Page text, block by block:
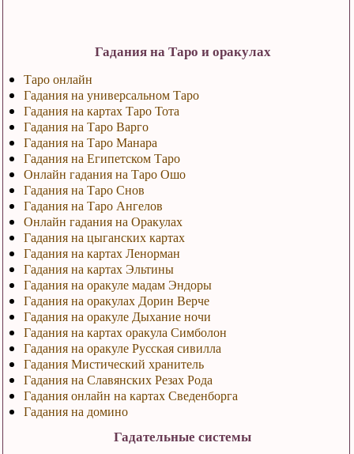
Гадания на Таро и оракулах
Таро онлайн
Гадания на универсальном Таро
Гадания на картах Таро Тота
Гадания на Таро Варго
Гадания на Таро Манара
Гадания на Египетском Таро
Онлайн гадания на Таро Ошо
Гадания на Таро Снов
Гадания на Таро Ангелов
Онлайн гадания на Оракулах
Гадания на цыганских картах
Гадания на картах Ленорман
Гадания на картах Эльтины
Гадания на оракуле мадам Эндоры
Гадания на оракулах Дорин Верче
Гадания на оракуле Дыхание ночи
Гадания на картах оракула Симболон
Гадания на оракуле Русская сивилла
Гадания Мистический хранитель
Гадания на Славянских Резах Рода
Гадания онлайн на картах Сведенборга
Гадания на домино
Гадательные системы